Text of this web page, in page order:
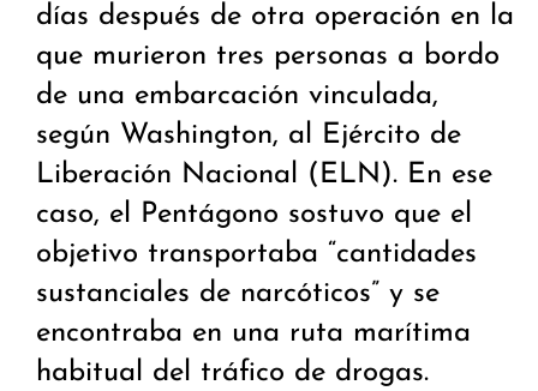
días después de otra operación en la
que murieron tres personas a bordo
de una embarcación vinculada,
según Washington, al Ejército de
Liberación Nacional (ELN). En ese
caso, el Pentágono sostuvo que el
objetivo transportaba “cantidades
sustanciales de narcóticos” y se
encontraba en una ruta marítima
habitual del tráfico de drogas.